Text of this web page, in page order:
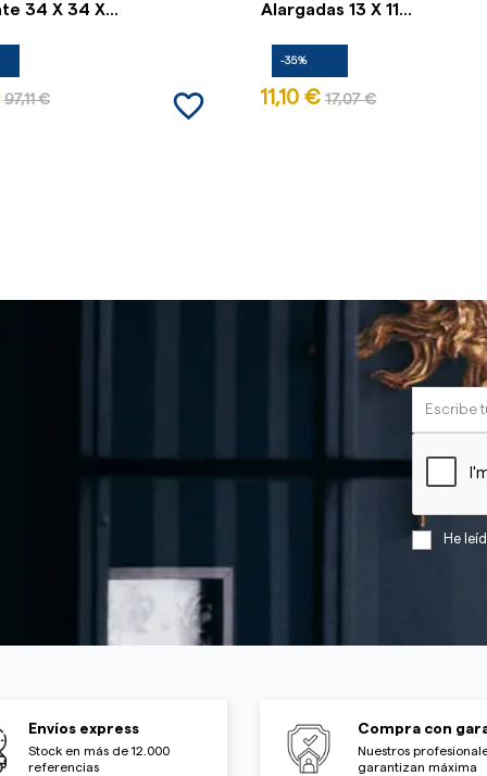
34 X 34 X...
97,11 € favorite_border
Alargadas 13 X 11...
-35%
11,10 € 17,07 €
He
Envíos express
Stock en más de 12.000
referencias
Compra con
Nuestros
garantizan máxima